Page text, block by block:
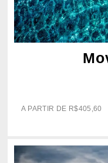
A PARTIR DE R$405,60